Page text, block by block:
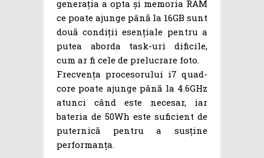
generația a opta și memoria RAM
ce poate ajunge până la 16GB sunt
două condiții esențiale pentru a
putea aborda task-uri dificile,
cum ar fi cele de prelucrare foto.
Frecvența procesorului i7 quad-
core poate ajunge până la 4.6GHz
atunci când este necesar, iar
bateria de 50Wh este suficient de
puternică pentru a susține
performanța.